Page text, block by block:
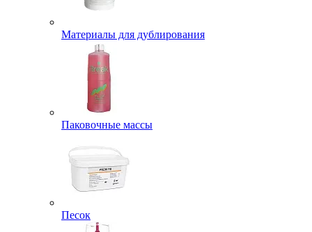
Материалы для дублирования
Паковочные массы
Песок